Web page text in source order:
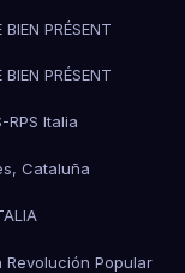
PRÉSENT
PRÉSENT
RPS Italia
Cataluña
Revolución Popular